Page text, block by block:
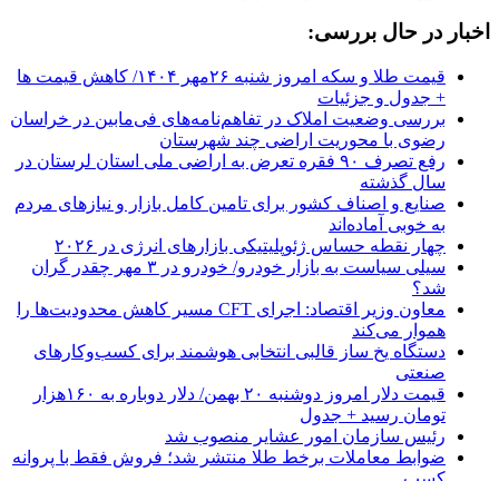
اخبار در حال بررسی:
قیمت طلا و سکه امروز شنبه ۲۶مهر ۱۴۰۴/ کاهش قیمت ها
+ جدول و جزئیات
بررسی وضعیت املاک در تفاهم‌نامه‌های فی‌مابین در خراسان
رضوی با محوریت اراضی چند شهرستان
رفع تصرف ۹۰ فقره تعرض به اراضی ملی استان لرستان در
سال گذشته
صنایع و اصناف کشور برای تامین کامل بازار و نیازهای مردم
به خوبی آماده‌اند
چهار نقطه حساس ژئوپلیتیکی بازارهای انرژی در ۲۰۲۶
سیلی سیاست به بازار خودرو/ خودرو در ۳ مهر چقدر گران
شد؟
معاون وزیر اقتصاد: اجرای CFT مسیر کاهش محدودیت‌ها را
هموار می‌کند
دستگاه یخ ساز قالبی انتخابی هوشمند برای کسب‌وکارهای
صنعتی
قیمت دلار امروز دوشنبه ۲۰ بهمن/ دلار دوباره به ۱۶۰هزار
تومان رسید + جدول
رئیس سازمان امور عشایر منصوب شد
ضوابط معاملات برخط طلا منتشر شد؛ فروش فقط با پروانه